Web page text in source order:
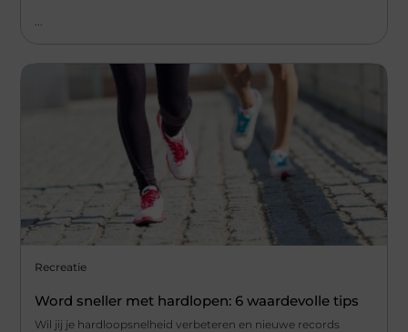
Recreatie
Word sneller met hardlopen: 6 waardevolle tips
Wil jij je hardloopsnelheid verbeteren en nieuwe records